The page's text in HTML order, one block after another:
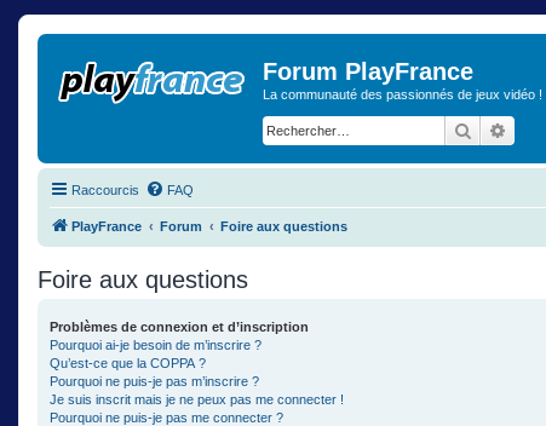
Forum PlayFrance
La communauté des passionnés de jeux vidéo !
Rechercher
Raccourcis FAQ
PlayFrance Forum Foire aux questions
Foire aux questions
Problèmes de connexion et d’inscription
Pourquoi ai-je besoin de m’inscrire ?
Qu’est-ce que la COPPA ?
Pourquoi ne puis-je pas m’inscrire ?
Je suis inscrit mais je ne peux pas me connecter !
Pourquoi ne puis-je pas me connecter ?